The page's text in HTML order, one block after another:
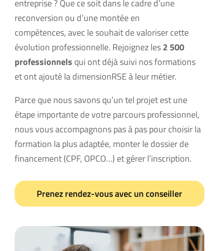
entreprise ? Que ce soit dans le cadre d’une
reconversion ou d’une montée en
compétences, avec le souhait de valoriser cette
évolution professionnelle. Rejoignez les2 500
professionnels qui ont déjà suivi nos formations
et ont ajouté la dimensionRSE à leur métier.
Parce que nous savons qu’un tel projet est une
étape importante de votre parcours professionnel,
nous vous accompagnons pas à pas pour choisir la
formation la plus adaptée, monter le dossier de
financement (CPF, OPCO…) et gérer l’inscription.
Prenez rendez-vous avec un conseiller